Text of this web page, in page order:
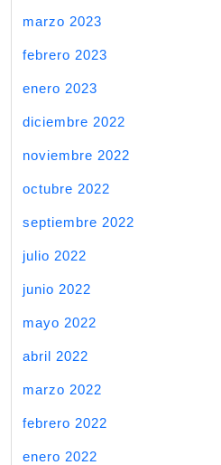
marzo 2023
febrero 2023
enero 2023
diciembre 2022
noviembre 2022
octubre 2022
septiembre 2022
julio 2022
junio 2022
mayo 2022
abril 2022
marzo 2022
febrero 2022
enero 2022